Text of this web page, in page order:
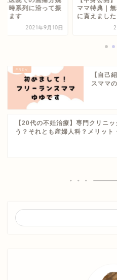
！時系列に沿って振
ります
2021年9月10日
ママ特典｜
に貰えました
【自己
スママ
【20代の不妊治療】専門クリニッ
う？それとも産婦人科？メリット